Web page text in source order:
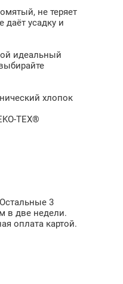
не теряет
даёт усадку и
идеальный
хлопок
TEX®
3
в две недели.
оплата картой.